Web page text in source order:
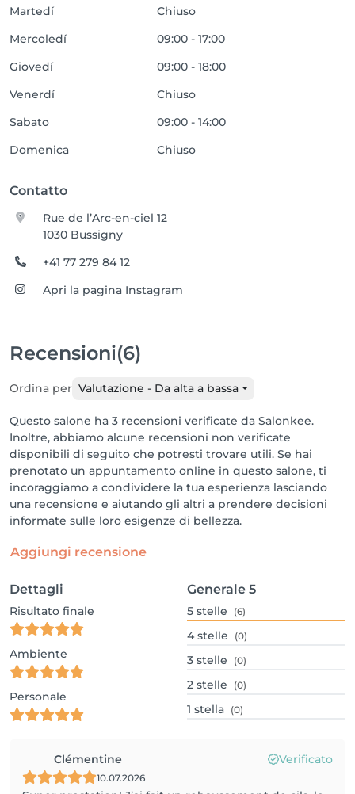
Martedí
Chiuso
Mercoledí
09:00 - 17:00
Giovedí
09:00 - 18:00
Venerdí
Chiuso
Sabato
09:00 - 14:00
Domenica
Chiuso
Contatto
Rue de l’Arc-en-ciel 12
1030 Bussigny
+41 77 279 84 12
Apri la pagina Instagram
Recensioni(6)
Ordina per Valutazione - Da alta a bassa
Questo salone ha 3 recensioni verificate da Salonkee.
Inoltre, abbiamo alcune recensioni non verificate
disponibili di seguito che potresti trovare utili. Se hai
prenotato un appuntamento online in questo salone, ti
incoraggiamo a condividere la tua esperienza lasciando
una recensione e aiutando gli altri a prendere decisioni
informate sulle loro esigenze di bellezza.
Aggiungi recensione
Dettagli
Risultato finale
Ambiente
Personale
Generale 5
5 stelle (6)
4 stelle (0)
3 stelle (0)
2 stelle (0)
1 stella (0)
Clémentine Verificato
10.07.2026